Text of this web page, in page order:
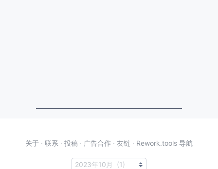
关于 · 联系 · 投稿 · 广告合作 · 友链 · Rework.tools 导航